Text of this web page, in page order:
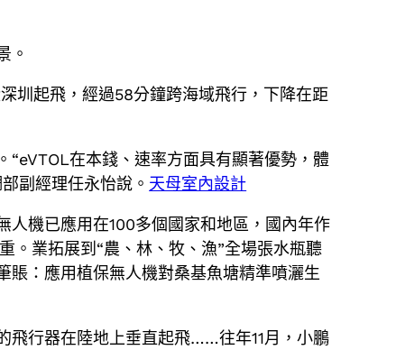
。
圳起飛，經過58分鐘跨海域飛行，下降在距
“eVTOL在本錢、速率方面具有顯著優勢，體
副經理任永怡說。 天母室內設計
人機已應用在100多個國家和地區，國內年作
。業拓展到“農、林、牧、漁”全場張水瓶聽
賬：應用植保無人機對桑基魚塘精準噴灑生
飛行器在陸地上垂直起飛……往年11月，小鵬